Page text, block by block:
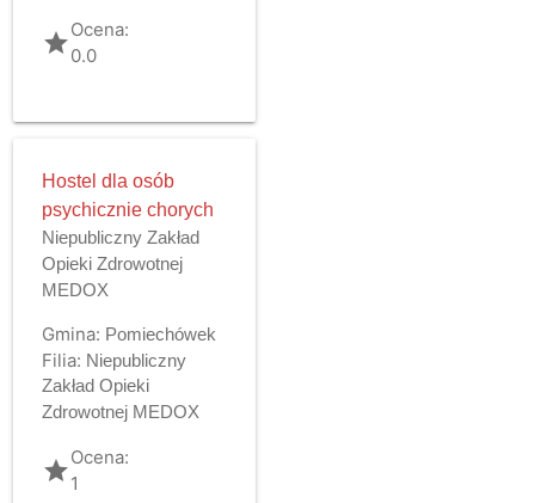
gradeOcena:
0.0
Hostel dla osób
psychicznie chorych
Niepubliczny Zakład
Opieki Zdrowotnej
MEDOX
Gmina: Pomiechówek
Filia: Niepubliczny
Zakład Opieki
Zdrowotnej MEDOX
gradeOcena:
1